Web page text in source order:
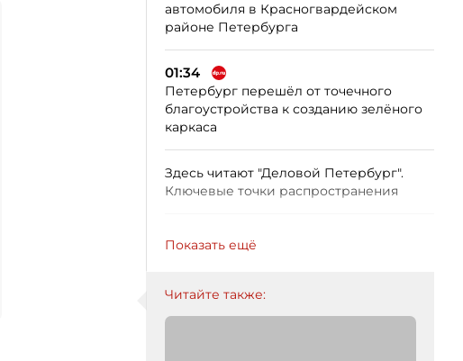
автомобиля в Красногвардейском
районе Петербурга
01:34
Петербург перешёл от точечного
благоустройства к созданию зелёного
каркаса
Здесь читают "Деловой Петербург".
Ключевые точки распространения
Показать ещё
Читайте также: